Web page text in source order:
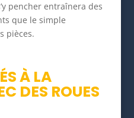
pencher entraînera des
que le simple
pièces.
À LA
DES ROUES